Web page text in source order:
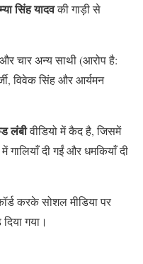
सिंह यादवकी गाड़ी से
चार अन्य साथी (आरोप है:
विवेक सिंह और आर्यमन
लंबीवीडियो में कैद है, जिसमें
गालियाँ दी गईं और धमकियाँ दी
करके सोशल मीडिया पर
गया।